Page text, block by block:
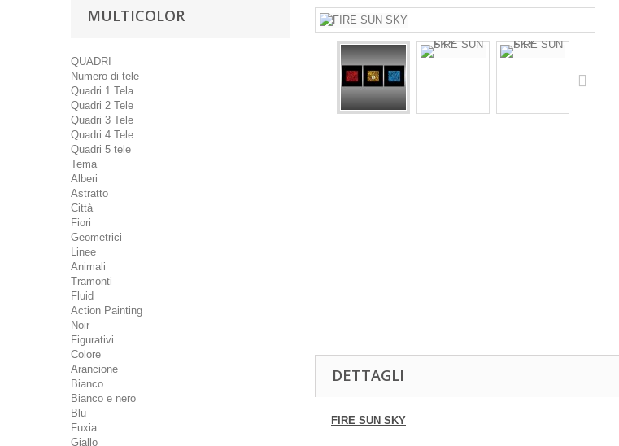
MULTICOLOR
QUADRI
Numero di tele
Quadri 1 Tela
Quadri 2 Tele
Quadri 3 Tele
Quadri 4 Tele
Quadri 5 tele
Tema
Alberi
Astratto
Città
Fiori
Geometrici
Linee
Animali
Tramonti
Fluid
Action Painting
Noir
Figurativi
Colore
Arancione
Bianco
Bianco e nero
Blu
Fuxia
Giallo
DETTAGLI
FIRE SUN SKY